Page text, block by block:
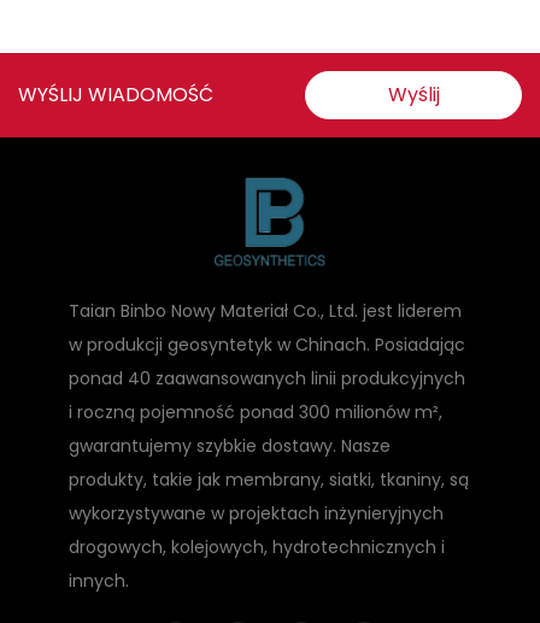
WYŚLIJ WIADOMOŚĆ Wyślij
Taian Binbo Nowy Materiał Co., Ltd. jest liderem
w produkcji geosyntetyk w Chinach. Posiadając
ponad 40 zaawansowanych linii produkcyjnych
i roczną pojemność ponad 300 milionów m²,
gwarantujemy szybkie dostawy. Nasze
produkty, takie jak membrany, siatki, tkaniny, są
wykorzystywane w projektach inżynieryjnych
drogowych, kolejowych, hydrotechnicznych i
innych.